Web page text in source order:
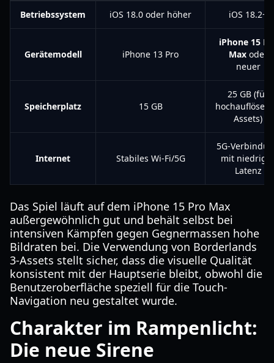
Betriebssystem iOS 18.0 oder höher iOS 18.2+
Gerätemodell iPhone 13 Pro
iPhone 15
Maxoder
neuer
Speicherplatz 15 GB
25 GB (für
Assets)
Internet Stabiles Wi-Fi/5G
5G-
mit
Latenz
Das Spiel läuft auf dem iPhone 15 Pro Max
außergewöhnlich gut und behält selbst bei
intensiven Kämpfen gegen Gegnermassen hohe
Bildraten bei. Die Verwendung von Borderlands
3-Assets stellt sicher, dass die visuelle Qualität
konsistent mit der Hauptserie bleibt, obwohl die
Benutzeroberfläche speziell für die Touch-
Navigation neu gestaltet wurde.
Charakter im Rampenlicht:
Die neue Sirene